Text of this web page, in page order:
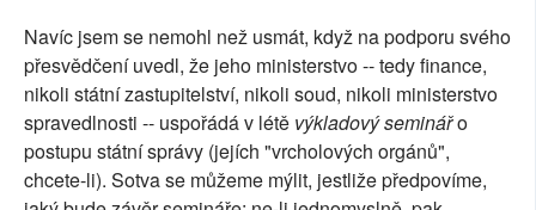
Navíc jsem se nemohl než usmát, když na podporu svého
přesvědčení uvedl, že jeho ministerstvo -- tedy finance,
nikoli státní zastupitelství, nikoli soud, nikoli ministerstvo
spravedlnosti -- uspořádá v létě výkladový seminářo
postupu státní správy (jejích "vrcholových orgánů",
chcete-li). Sotva se můžeme mýlit, jestliže předpovíme,